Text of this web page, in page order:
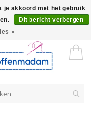
verkocht per 10 cm.
je akkoord met het gebruik
Dit bericht verbergen
»